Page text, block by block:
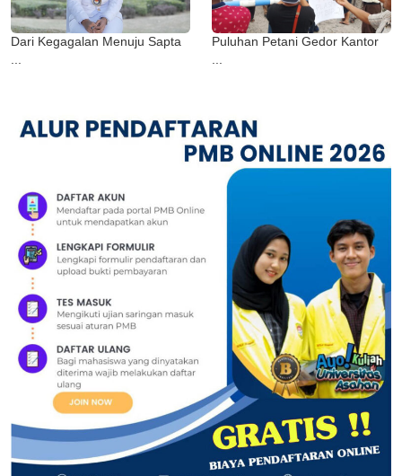
Dari Kegagalan Menuju Sapta
Puluhan Petani Gedor Kantor